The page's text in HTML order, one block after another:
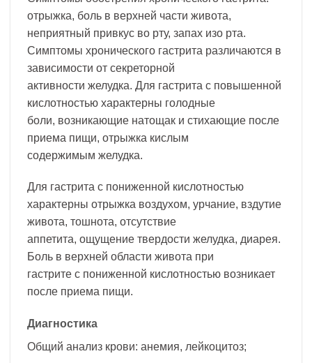
отрыжка, боль в верхней части живота,
неприятный привкус во рту, запах изо рта.
Симптомы хронического гастрита различаются в
зависимости от секреторной
активности желудка. Для гастрита с повышенной
кислотностью характерны голодные
боли, возникающие натощак и стихающие после
приема пищи, отрыжка кислым
содержимым желудка.
Для гастрита с пониженной кислотностью
характерны отрыжка воздухом, урчание, вздутие
живота, тошнота, отсутствие
аппетита, ощущение твердости желудка, диарея.
Боль в верхней области живота при
гастрите с пониженной кислотностью возникает
после приема пищи.
Диагностика
Общий анализ крови: анемия, лейкоцитоз;